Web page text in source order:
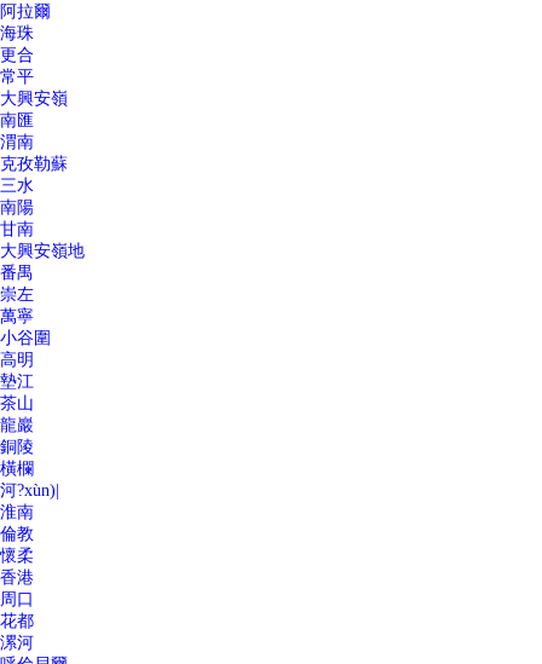
阿拉爾
海珠
更合
常平
大興安嶺
南匯
渭南
克孜勒蘇
三水
南陽
甘南
大興安嶺地
番禺
崇左
萬寧
小谷圍
高明
墊江
茶山
龍巖
銅陵
橫欄
河?xùn)|
淮南
倫教
懷柔
香港
周口
花都
漯河